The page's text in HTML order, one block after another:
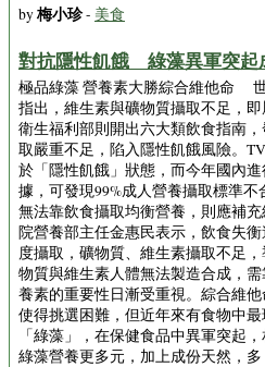
by梅小珍- 美食
對抗隱性飢餓 綠藻異軍突起
極品綠藻 營養素大勝綜合維他命
指出，維生素與礦物質攝取不足，
衛生福利部則開出六大類飲食指南
取嚴重不足，陷入隱性飢餓風險。
於「隱性飢餓」狀態，而今年國內
據，可發現99%成人營養攝取標準
無法靠飲食攝取均衡營養，則應補
院營養部主任金惠民表示，飲食失
度攝取，礦物質、維生素攝取不足
物質與維生素人體無法製造合成，
養素的重要性日漸受重視。綜合維
使得挑選困難，但近年來有食物中
「綠藻」，在保健食品中異軍突起
綠藻營養更多元，加上成份天然，多